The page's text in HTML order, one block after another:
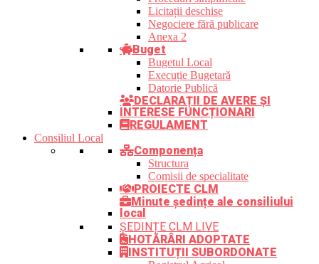
Licitații deschise
Negociere fără publicare
Anexa 2
Buget
Bugetul Local
Execuție Bugetară
Datorie Publică
DECLARAȚII DE AVERE ȘI
INTERESE FUNCȚIONARI
REGULAMENT
Consiliul Local
Componența
Structura
Comisii de specialitate
PROIECTE CLM
Minute ședințe ale consiliului
local
ȘEDINȚE CLM LIVE
HOTĂRÂRI ADOPTATE
INSTITUȚII SUBORDONATE